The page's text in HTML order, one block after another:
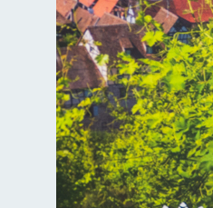
sur-Dronne –
zachód od Périgueux